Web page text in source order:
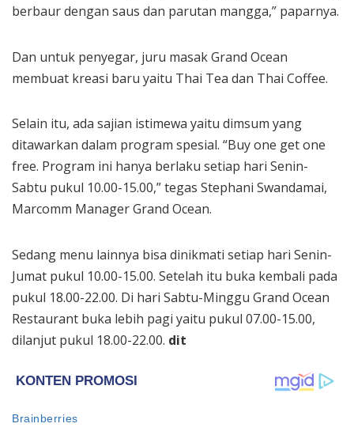
berbaur dengan saus dan parutan mangga,” paparnya.
Dan untuk penyegar, juru masak Grand Ocean
membuat kreasi baru yaitu Thai Tea dan Thai Coffee.
Selain itu, ada sajian istimewa yaitu dimsum yang
ditawarkan dalam program spesial. “Buy one get one
free. Program ini hanya berlaku setiap hari Senin-
Sabtu pukul 10.00-15.00,” tegas Stephani Swandamai,
Marcomm Manager Grand Ocean.
Sedang menu lainnya bisa dinikmati setiap hari Senin-
Jumat pukul 10.00-15.00. Setelah itu buka kembali pada
pukul 18.00-22.00. Di hari Sabtu-Minggu Grand Ocean
Restaurant buka lebih pagi yaitu pukul 07.00-15.00,
dilanjut pukul 18.00-22.00. dit